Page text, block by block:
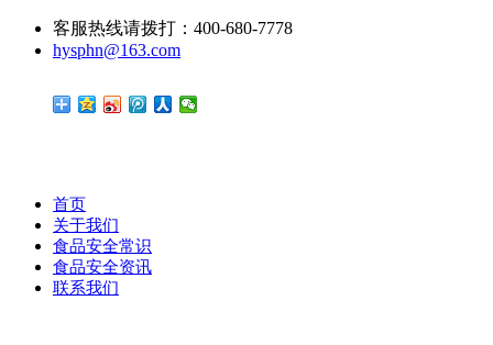
客服热线请拨打：400-680-7778
hysphn@163.com
首页
关于我们
食品安全常识
食品安全资讯
联系我们